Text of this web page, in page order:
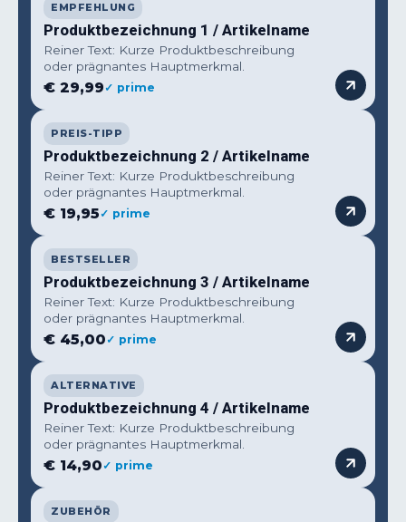
EMPFEHLUNG
Produktbezeichnung 1 / Artikelname
Reiner Text: Kurze Produktbeschreibung
oder prägnantes Hauptmerkmal.
€ 29,99✓ prime
PREIS-TIPP
Produktbezeichnung 2 / Artikelname
Reiner Text: Kurze Produktbeschreibung
oder prägnantes Hauptmerkmal.
€ 19,95✓ prime
BESTSELLER
Produktbezeichnung 3 / Artikelname
Reiner Text: Kurze Produktbeschreibung
oder prägnantes Hauptmerkmal.
€ 45,00✓ prime
ALTERNATIVE
Produktbezeichnung 4 / Artikelname
Reiner Text: Kurze Produktbeschreibung
oder prägnantes Hauptmerkmal.
€ 14,90✓ prime
ZUBEHÖR